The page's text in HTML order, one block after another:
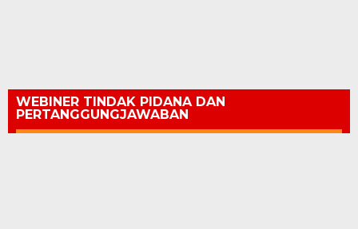
WEBINER TINDAK PIDANA DAN
PERTANGGUNGJAWABAN